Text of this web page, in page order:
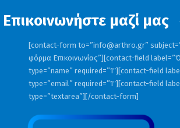
Επικοινωνήστε μαζί μας
[contact-form to=”info@arthro.gr”
φόρμα Επικοινωνίας”][contact-field
type=”name” required=”1″][contact-field
type=”email” required=”1″][contact-field
type=”textarea”][/contact-form]